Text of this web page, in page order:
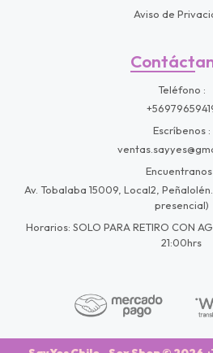
Aviso de
Teléfono
Escríbenos
Encuentranos
Av. Tobalaba 15009, Local2,
presencial)
Horarios: SOLO PARA RETIRO CON
21:00hrs